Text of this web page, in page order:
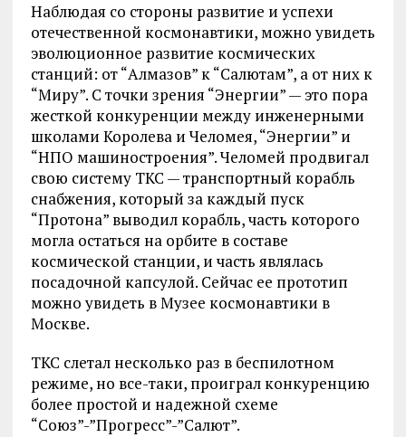
Наблюдая со стороны развитие и успехи
отечественной космонавтики, можно увидеть
эволюционное развитие космических
станций: от “Алмазов” к “Салютам”, а от них к
“Миру”. С точки зрения “Энергии” — это пора
жесткой конкуренции между инженерными
школами Королева и Челомея, “Энергии” и
“НПО машиностроения”. Челомей продвигал
свою систему ТКС — транспортный корабль
снабжения, который за каждый пуск
“Протона” выводил корабль, часть которого
могла остаться на орбите в составе
космической станции, и часть являлась
посадочной капсулой. Сейчас ее прототип
можно увидеть в Музее космонавтики в
Москве.
ТКС слетал несколько раз в беспилотном
режиме, но все-таки, проиграл конкуренцию
более простой и надежной схеме
“Союз”-”Прогресс”-”Салют”.